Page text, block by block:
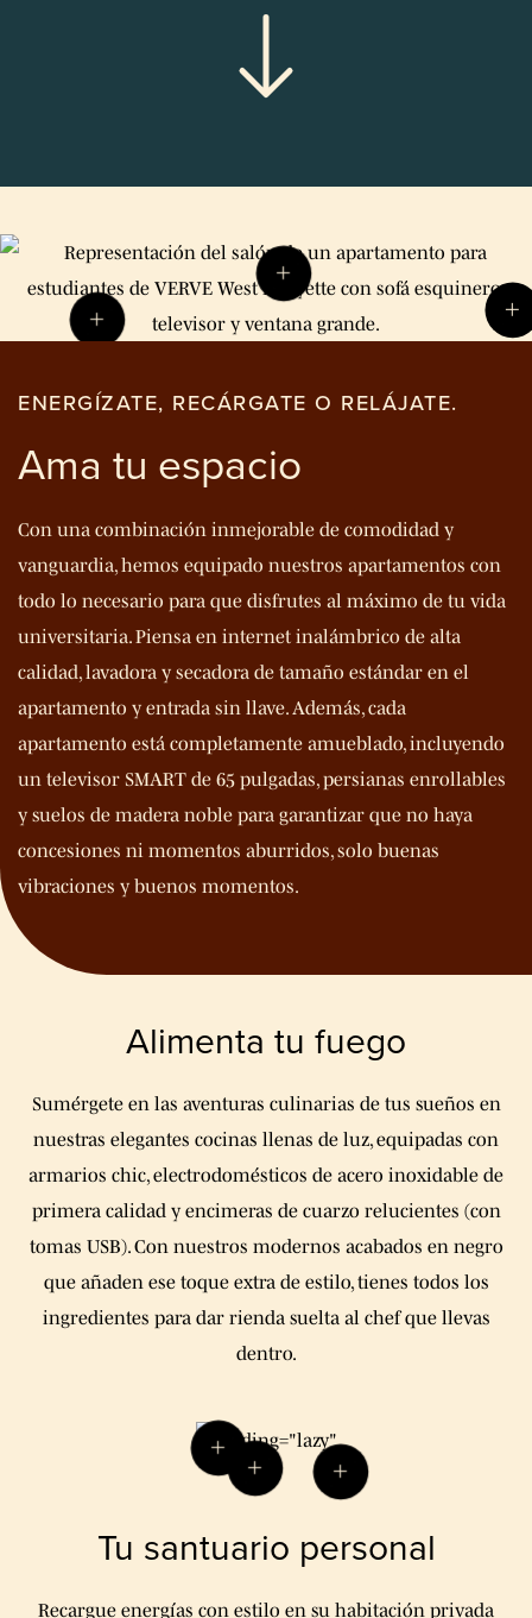
ENERGÍZATE, RECÁRGATE O RELÁJATE.
Ama tu espacio
Con una combinación inmejorable de comodidad y
vanguardia, hemos equipado nuestros apartamentos con
todo lo necesario para que disfrutes al máximo de tu vida
universitaria. Piensa en internet inalámbrico de alta
calidad, lavadora y secadora de tamaño estándar en el
apartamento y entrada sin llave. Además, cada
apartamento está completamente amueblado, incluyendo
un televisor SMART de 65 pulgadas, persianas enrollables
y suelos de madera noble para garantizar que no haya
concesiones ni momentos aburridos, solo buenas
vibraciones y buenos momentos.
Alimenta tu fuego
Sumérgete en las aventuras culinarias de tus sueños en
nuestras elegantes cocinas llenas de luz, equipadas con
armarios chic, electrodomésticos de acero inoxidable de
primera calidad y encimeras de cuarzo relucientes (con
tomas USB). Con nuestros modernos acabados en negro
que añaden ese toque extra de estilo, tienes todos los
ingredientes para dar rienda suelta al chef que llevas
dentro.
Tu santuario personal
Recargue energías con estilo en su habitación privada